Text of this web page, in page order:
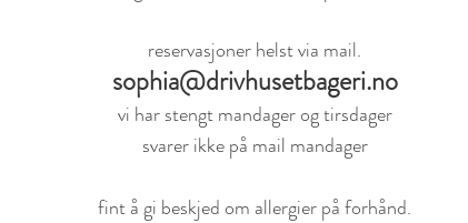
reservasjoner helst via mail.
sophia@drivhusetbageri.no
vi har stengt mandager og tirsdager
svarer ikke på mail mandager
fint å gi beskjed om allergier på forhånd.